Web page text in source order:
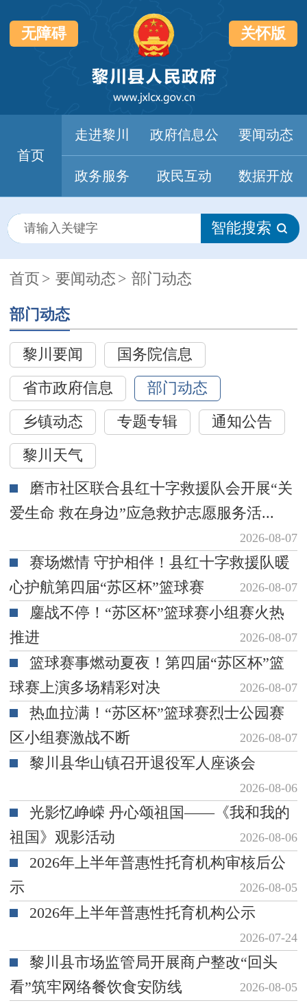
关怀版
无障碍
首页
走进黎川 政府信息公
开
要闻动态
政务服务 政民互动 数据开放
智能搜索
首页 > 要闻动态 > 部门动态
部门动态
黎川要闻 国务院信息
省市政府信息 部门动态
乡镇动态 专题专辑 通知公告
黎川天气
磨市社区联合县红十字救援队会开展“关
爱生命 救在身边”应急救护志愿服务活...
2026-08-07
赛场燃情 守护相伴！县红十字救援队暖
心护航第四届“苏区杯”篮球赛
2026-08-07
鏖战不停！“苏区杯”篮球赛小组赛火热
推进
2026-08-07
篮球赛事燃动夏夜！第四届“苏区杯”篮
球赛上演多场精彩对决
2026-08-07
热血拉满！“苏区杯”篮球赛烈士公园赛
区小组赛激战不断
2026-08-07
黎川县华山镇召开退役军人座谈会
2026-08-06
光影忆峥嵘 丹心颂祖国——《我和我的
祖国》观影活动
2026-08-06
2026年上半年普惠性托育机构审核后公
示
2026-08-05
2026年上半年普惠性托育机构公示
2026-07-24
黎川县市场监管局开展商户整改“回头
看”筑牢网络餐饮食安防线
2026-08-05